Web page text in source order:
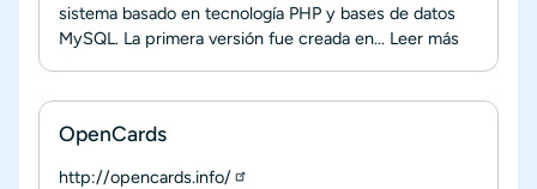
sistema basado en tecnología PHP y bases de datos
MySQL. La primera versión fue creada en... Leer más
OpenCards
http://opencards.info/